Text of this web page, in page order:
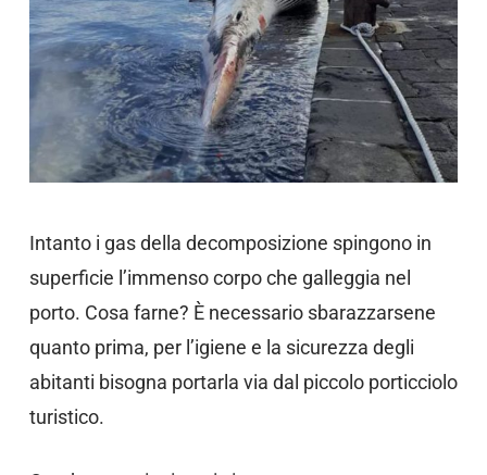
Intanto i gas della decomposizione spingono in
superficie l’immenso corpo che galleggia nel
porto. Cosa farne? È necessario sbarazzarsene
quanto prima, per l’igiene e la sicurezza degli
abitanti bisogna portarla via dal piccolo porticciolo
turistico.